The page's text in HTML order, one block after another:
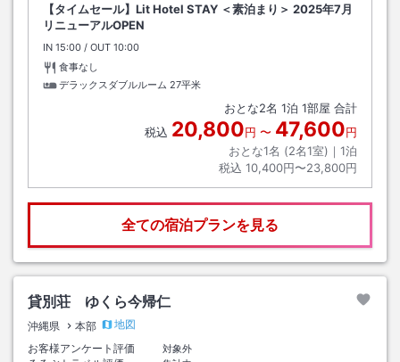
【タイムセール】Lit Hotel STAY ＜素泊まり＞ 2025年7月
リニューアルOPEN
IN チェックイン
15:00 / OUT チェックアウト
10:00
食事なし
デラックスダブルルーム 27平米
おとな2名 1泊 1部屋 合計
税込 20,800円 〜 47,600円
おとな1名 (2名1室)｜ 1泊
税込 10,400円〜23,800円
全ての宿泊プランを見る
貸別荘 ゆくら今帰仁
沖縄県 本部
地図
お客様アンケート評価
対象外